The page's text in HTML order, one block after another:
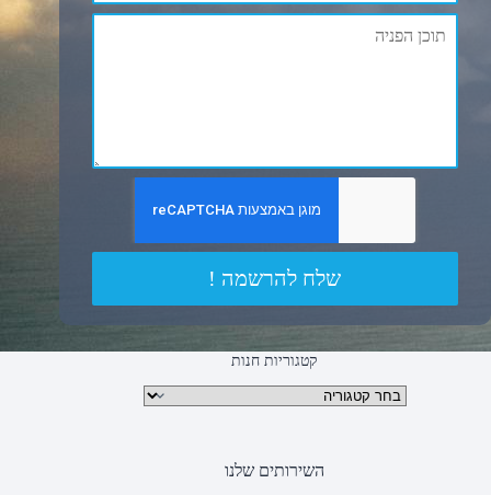
שלח להרשמה !
קטגוריות חנות
קטגוריות מוצרים
השירותים שלנו